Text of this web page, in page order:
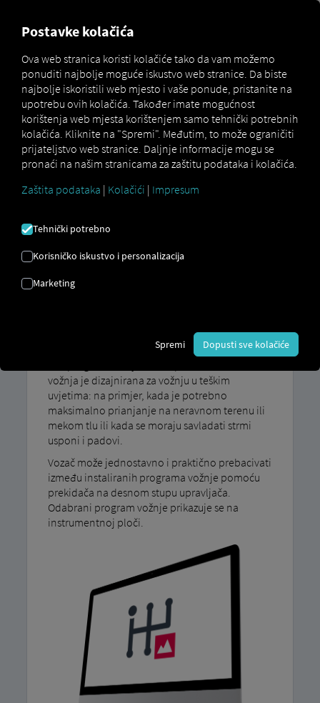
Marketplace
MAN
DigitalServices
MAN
Now
MAN TipMatic
Offroad
MAN TIPMATIC
TERENSKA
VOŽNJA
Program vožnje: Terenska vožnja
vožnja je dizajnirana za vožnju u teškim
uvjetima: na primjer, kada je potrebno
maksimalno prianjanje na neravnom terenu ili
mekom tlu ili kada se moraju savladati strmi
usponi i padovi.
Vozač može jednostavno i praktično prebacivati
​​između instaliranih programa vožnje pomoću
prekidača na desnom stupu upravljača.
Odabrani program vožnje prikazuje se na
instrumentnoj ploči.
Postavke kolačića
Ova web stranica koristi kolačiće tako da vam možemo
ponuditi najbolje moguće iskustvo web stranice. Da biste
najbolje iskoristili web mjesto i vaše ponude, pristanite na
upotrebu ovih kolačića. Također imate mogućnost
korištenja web mjesta korištenjem samo tehnički potrebnih
kolačića. Kliknite na "Spremi". Međutim, to može ograničiti
prijateljstvo web stranice. Daljnje informacije mogu se
pronaći na našim stranicama za zaštitu podataka i kolačića.
Zaštita podataka | Kolačići | Impresum
Tehnički potrebno
Korisničko iskustvo i personalizacija
Marketing
Spremi Dopusti sve kolačiće